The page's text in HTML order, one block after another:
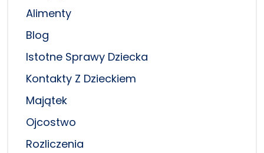
Alimenty
Blog
Istotne Sprawy Dziecka
Kontakty Z Dzieckiem
Majątek
Ojcostwo
Rozliczenia